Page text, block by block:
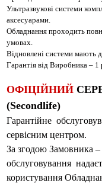
Ультразвукові системи
аксесуарами.
Обладнання проходить
умовах.
Відновлені системи мають
Гарантія від Виробника – 1
ОФІЦІЙНИЙ
(Secondlife)
Гарантійне
сервісним центром.
За згодою Замовника –
обслуговування
користування